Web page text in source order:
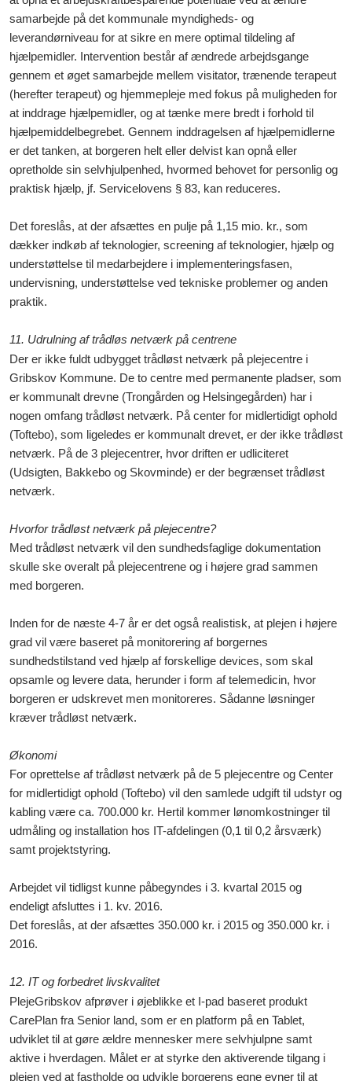
samarbejde på det kommunale myndigheds- og
leverandørniveau for at sikre en mere optimal tildeling af
hjælpemidler. Intervention består af ændrede arbejdsgange
gennem et øget samarbejde mellem visitator, trænende terapeut
(herefter terapeut) og hjemmepleje med fokus på muligheden for
at inddrage hjælpemidler, og at tænke mere bredt i forhold til
hjælpemiddelbegrebet. Gennem inddragelsen af hjælpemidlerne
er det tanken, at borgeren helt eller delvist kan opnå eller
opretholde sin selvhjulpenhed, hvormed behovet for personlig og
praktisk hjælp, jf. Servicelovens § 83, kan reduceres.
Det foreslås, at der afsættes en pulje på 1,15 mio. kr., som
dækker indkøb af teknologier, screening af teknologier, hjælp og
understøttelse til medarbejdere i implementeringsfasen,
undervisning, understøttelse ved tekniske problemer og anden
praktik.
11. Udrulning af trådløs netværk på centrene
Der er ikke fuldt udbygget trådløst netværk på plejecentre i
Gribskov Kommune. De to centre med permanente pladser, som
er kommunalt drevne (Trongården og Helsingegården) har i
nogen omfang trådløst netværk. På center for midlertidigt ophold
(Toftebo), som ligeledes er kommunalt drevet, er der ikke trådløst
netværk. På de 3 plejecentrer, hvor driften er udliciteret
(Udsigten, Bakkebo og Skovminde) er der begrænset trådløst
netværk.
Hvorfor trådløst netværk på plejecentre?
Med trådløst netværk vil den sundhedsfaglige dokumentation
skulle ske overalt på plejecentrene og i højere grad sammen
med borgeren.
Inden for de næste 4-7 år er det også realistisk, at plejen i højere
grad vil være baseret på monitorering af borgernes
sundhedstilstand ved hjælp af forskellige devices, som skal
opsamle og levere data, herunder i form af telemedicin, hvor
borgeren er udskrevet men monitoreres. Sådanne løsninger
kræver trådløst netværk.
Økonomi
For oprettelse af trådløst netværk på de 5 plejecentre og Center
for midlertidigt ophold (Toftebo) vil den samlede udgift til udstyr og
kabling være ca. 700.000 kr. Hertil kommer lønomkostninger til
udmåling og installation hos IT-afdelingen (0,1 til 0,2 årsværk)
samt projektstyring.
Arbejdet vil tidligst kunne påbegyndes i 3. kvartal 2015 og
endeligt afsluttes i 1. kv. 2016.
Det foreslås, at der afsættes 350.000 kr. i 2015 og 350.000 kr. i
2016.
12. IT og forbedret livskvalitet
PlejeGribskov afprøver i øjeblikke et I-pad baseret produkt
CarePlan fra Senior land, som er en platform på en Tablet,
udviklet til at gøre ældre mennesker mere selvhjulpne samt
aktive i hverdagen. Målet er at styrke den aktiverende tilgang i
plejen ved at fastholde og udvikle borgerens egne evner til at